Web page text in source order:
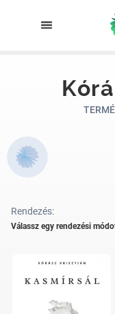
Rendezés:
Válassz egy rendezési